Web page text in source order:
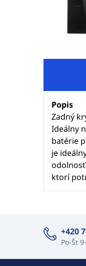
Popis
Zadný
Ideálny
batérie
je
ktorí
+420
Po-Št